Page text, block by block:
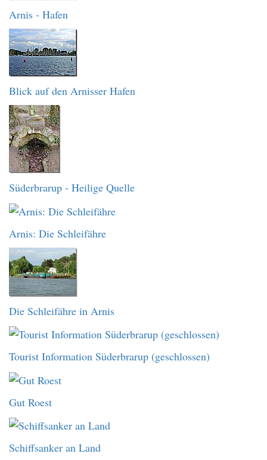
Arnis - Hafen
Blick auf den Arnisser Hafen
Süderbrarup - Heilige Quelle
Arnis: Die Schleifähre
Die Schleifähre in Arnis
Tourist Information Süderbrarup (geschlossen)
Gut Roest
Schiffsanker an Land